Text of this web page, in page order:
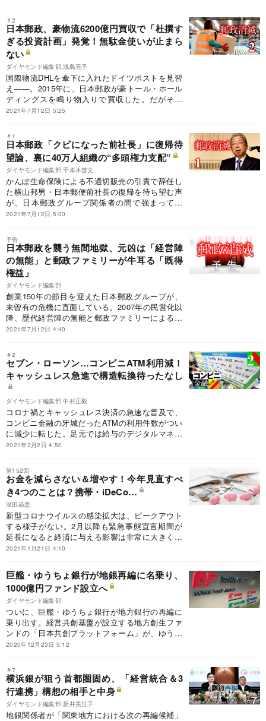
＃2
日本郵政、豪物流6200億円買収で「杜撰す
ぎる投資計画」発覚！無駄金使いが止まら
ない
ダイヤモンド編集部,浅島亮子
国際物流DHLを傘下に入れたドイツポストを見習
え――。2015年に、日本郵政が豪トール・ホール
ディングスを鳴り物入りで買収した。だがその
後、4003億円の減損損失を迫られるなど一度も業
探ると、あまりにもずさんな日本郵政の「投資計
画」があらわになった。
2021年7月12日 5:25
＃1
日本郵政「クビになった前社長」に復帰待
望論、裏に40万人組織の“多頭権力支配”
ダイヤモンド編集部,千本木啓文
かんぽ生命保険による不適切販売の引責で辞任し
た横山邦男・日本郵便前社長の復帰を待ち望む声
が、日本郵政グループ関係者の間で強まってい
る。横山氏は、2009年のかんぽの宿問題でも責任
任とともに古巣の三井住友銀行に舞い戻った過去
を持つ。こうしたスネに傷持つ人物の「再・再登
板」が取り沙汰されること自体が、経営統治の不
全を物語っている。多頭権力支配の闇は、どこま
でも深い。
2021年7月12日 5:00
予告
日本郵政を襲う無間地獄、元凶は「経営陣
の無能」と郵政ファミリーが牛耳る「既得
権益」
ダイヤモンド編集部
創業150年の節目を迎えた日本郵政グループが、
未曽有の危機に直面している。2007年の民営化以
降、歴代経営陣の無能と郵政ファミリーによる既
得権益の温存は、日本郵政の企業統治を著しく劣
ダウンに歯止めがかからなくなっている。そして
放漫経営の果てに、郵便局のサービス劣化や地方
切り捨てという「大きなツケ」となって国民に跳
ね返ってきている。郵便局を存続させるのか、消
滅させるのか――。日本郵政のあり方、存在意義
を徹底的に問い直すときが迫っている。
2021年7月12日 4:40
＃2
セブン・ローソン…コンビニATM利用減！
キャッシュレス急進で構造転換待ったなし
ダイヤモンド編集部,中村正毅
コロナ禍とキャッシュレス決済の急速な普及で、
コンビニ金融の牙城だったATMの利用件数がつい
に減少に転じた。足元では給与のデジタルマネー
払いが現実味を帯び、現金需要がしぼむという構
くのか。
2021年3月2日 4:50
第152回
お金を減らさない＆増やす！今年見直すべ
き4つのことは？携帯・iDeCo…
深田晶恵
新型コロナウイルスの感染拡大は、ピークアウト
する様子がない。2月以降も緊急事態宣言期間が
延長になると経済に与える影響は非常に大きくな
るため、勤務先の業績や自分の収入面で不安を感
も自分でできることはある。今回は、わが家のお
金を減らさない＆増やすためのテクニックを四つ
紹介しよう。
2021年1月21日 4:10
巨艦・ゆうちょ銀行が地銀再編に名乗り、
1000億円ファンド設立へ
ダイヤモンド編集部
ついに、巨艦・ゆうちょ銀行が地方銀行の再編に
乗り出す。経営共創基盤が設立する地方創生ファ
ンドの「日本共創プラットフォーム」が、ゆうち
ょ銀を中心とする金融機関に出資を募り、地銀を
具体的な中身を詳報する。
2020年12月23日 5:12
＃7
横浜銀が狙う首都圏固め、「経営統合＆3
行連携」構想の相手と中身
ダイヤモンド編集部,新井美江子
地銀関係者が「関東地方における次の再編候補」